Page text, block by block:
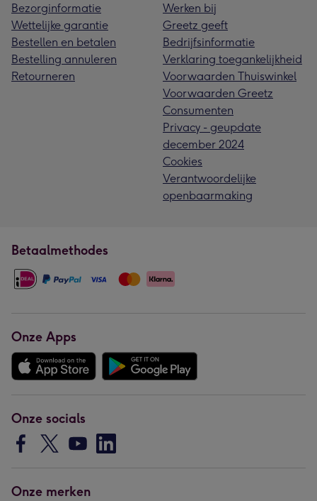
Bezorginformatie
Wettelijke garantie
Bestellen en betalen
Bestelling annuleren
Retourneren
Werken bij
Greetz geeft
Bedrijfsinformatie
Verklaring toegankelijkheid
Voorwaarden Thuiswinkel
Voorwaarden Greetz
Consumenten
Privacy - geupdate
december 2024
Cookies
Verantwoordelijke
openbaarmaking
Betaalmethodes
Onze Apps
Onze socials
Onze merken